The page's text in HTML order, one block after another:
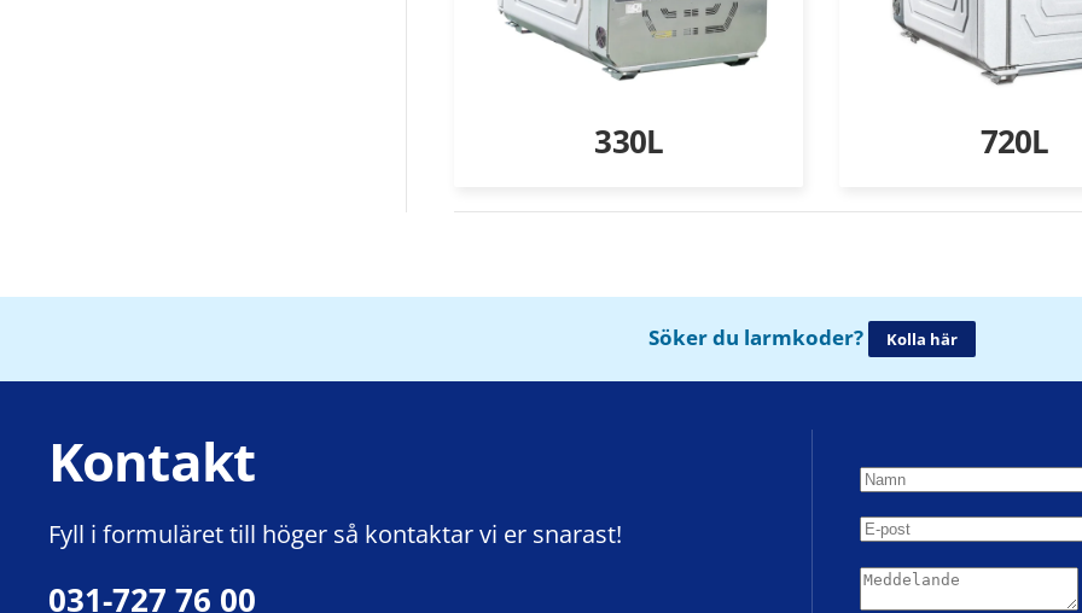
330L 720L
Söker du larmkoder? Kolla här
Kontakt
Fyll i formuläret till höger så kontaktar vi er snarast!
031-727 76 00